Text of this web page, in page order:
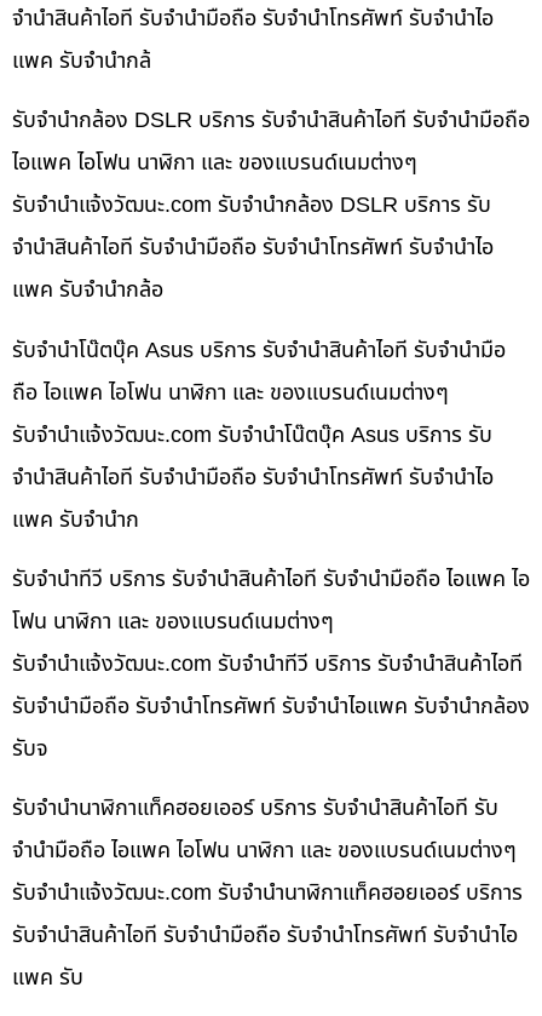
จำนำสินค้าไอที รับจำนำมือถือ รับจำนำโทรศัพท์ รับจำนำไอ
แพค รับจำนำกล้
รับจำนำกล้อง DSLR บริการ รับจำนำสินค้าไอที รับจำนำมือถือ
ไอแพค ไอโฟน นาฬิกา และ ของแบรนด์เนมต่างๆ
รับจํานําแจ้งวัฒนะ.com รับจำนำกล้อง DSLR บริการ รับ
จำนำสินค้าไอที รับจำนำมือถือ รับจำนำโทรศัพท์ รับจำนำไอ
แพค รับจำนำกล้อ
รับจำนำโน๊ตบุ๊ค Asus บริการ รับจำนำสินค้าไอที รับจำนำมือ
ถือ ไอแพค ไอโฟน นาฬิกา และ ของแบรนด์เนมต่างๆ
รับจํานําแจ้งวัฒนะ.com รับจำนำโน๊ตบุ๊ค Asus บริการ รับ
จำนำสินค้าไอที รับจำนำมือถือ รับจำนำโทรศัพท์ รับจำนำไอ
แพค รับจำนำก
รับจำนำทีวี บริการ รับจำนำสินค้าไอที รับจำนำมือถือ ไอแพค ไอ
โฟน นาฬิกา และ ของแบรนด์เนมต่างๆ
รับจํานําแจ้งวัฒนะ.com รับจำนำทีวี บริการ รับจำนำสินค้าไอที
รับจำนำมือถือ รับจำนำโทรศัพท์ รับจำนำไอแพค รับจำนำกล้อง
รับจ
รับจำนำนาฬิกาแท็คฮอยเออร์ บริการ รับจำนำสินค้าไอที รับ
จำนำมือถือ ไอแพค ไอโฟน นาฬิกา และ ของแบรนด์เนมต่างๆ
รับจํานําแจ้งวัฒนะ.com รับจำนำนาฬิกาแท็คฮอยเออร์ บริการ
รับจำนำสินค้าไอที รับจำนำมือถือ รับจำนำโทรศัพท์ รับจำนำไอ
แพค รับ